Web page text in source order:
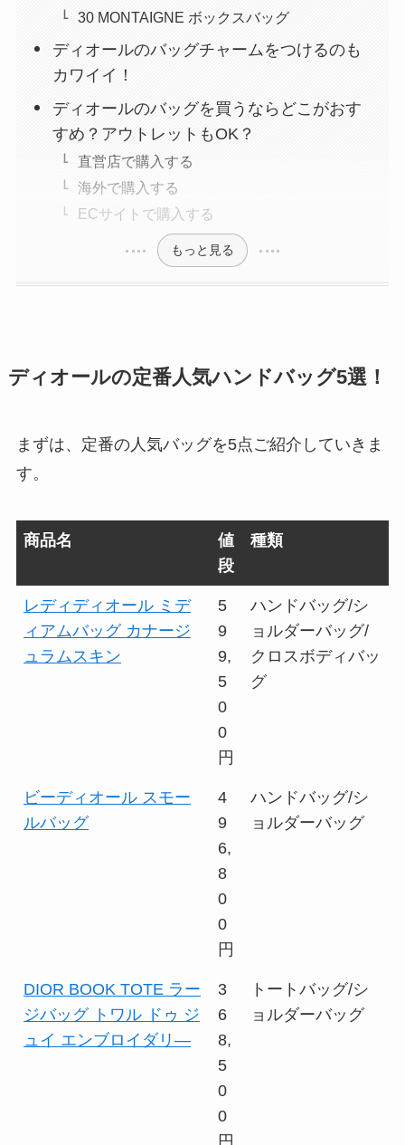
30 MONTAIGNE ボックスバッグ
ディオールのバッグチャームをつけるのも
カワイイ！
ディオールのバッグを買うならどこがおす
すめ？アウトレットもOK？
直営店で購入する
海外で購入する
ECサイトで購入する
もっと見る
ディオールの定番人気ハンドバッグ5選！
まずは、定番の人気バッグを5点ご紹介していきま
す。
商品名
値
段
種類
レディディオール ミデ
ィアムバッグ カナージ
ュラムスキン
5
9
9,
5
0
0
円
ハンドバッグ/シ
ョルダーバッグ/
クロスボディバッ
グ
ビーディオール スモー
ルバッグ
4
9
6,
8
0
0
円
ハンドバッグ/シ
ョルダーバッグ
DIOR BOOK TOTE ラー
ジバッグ トワル ドゥ ジ
ュイ エンブロイダリ―
3
6
8,
5
0
0
トートバッグ/シ
ョルダーバッグ